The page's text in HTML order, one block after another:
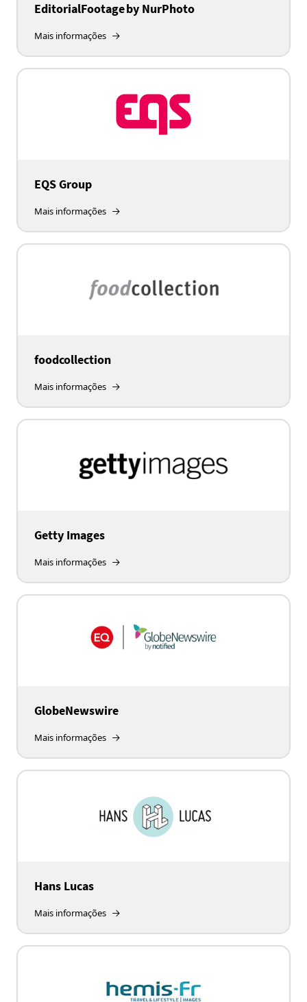
EditorialFootage by NurPhoto
Mais informações
EQS Group
Mais informações
foodcollection
Mais informações
Getty Images
Mais informações
GlobeNewswire
Mais informações
Hans Lucas
Mais informações